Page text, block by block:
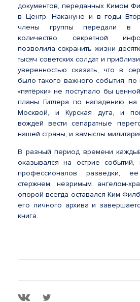
документов, переданных Кимом
в Центр. Накануне и в годы
члены группы передали в
количество секретной
позволила сохранить жизни
тысяч советских солдат и
уверенностью сказать, что в
было такого важного события, по
«пятёрки» не поступало бы
планы Гитлера по нападению
Москвой, и Курская дуга, и
вождей вести сепаратные
нашей страны, и замыслы
В разный период времени
оказывался на острие
профессионалов разведки, ее
стержнем, незримым ангелом-
опорой всегда оставался Ким
его личного архива и
книга.